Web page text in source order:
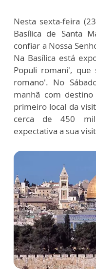
Nesta sexta-feira
Basílica de Santa
confiar a Nossa
Na Basílica está
Populi romani', que
romano'. No
manhã com
primeiro local da
cerca de 450 mil
expectativa a sua